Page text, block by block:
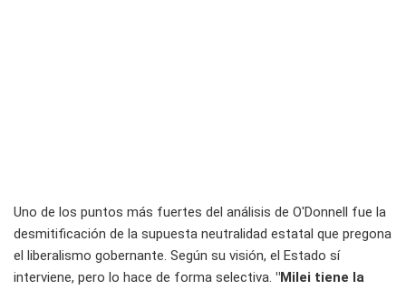
Uno de los puntos más fuertes del análisis de O'Donnell fue la
desmitificación de la supuesta neutralidad estatal que pregona
el liberalismo gobernante. Según su visión, el Estado sí
interviene, pero lo hace de forma selectiva. "Milei tiene la